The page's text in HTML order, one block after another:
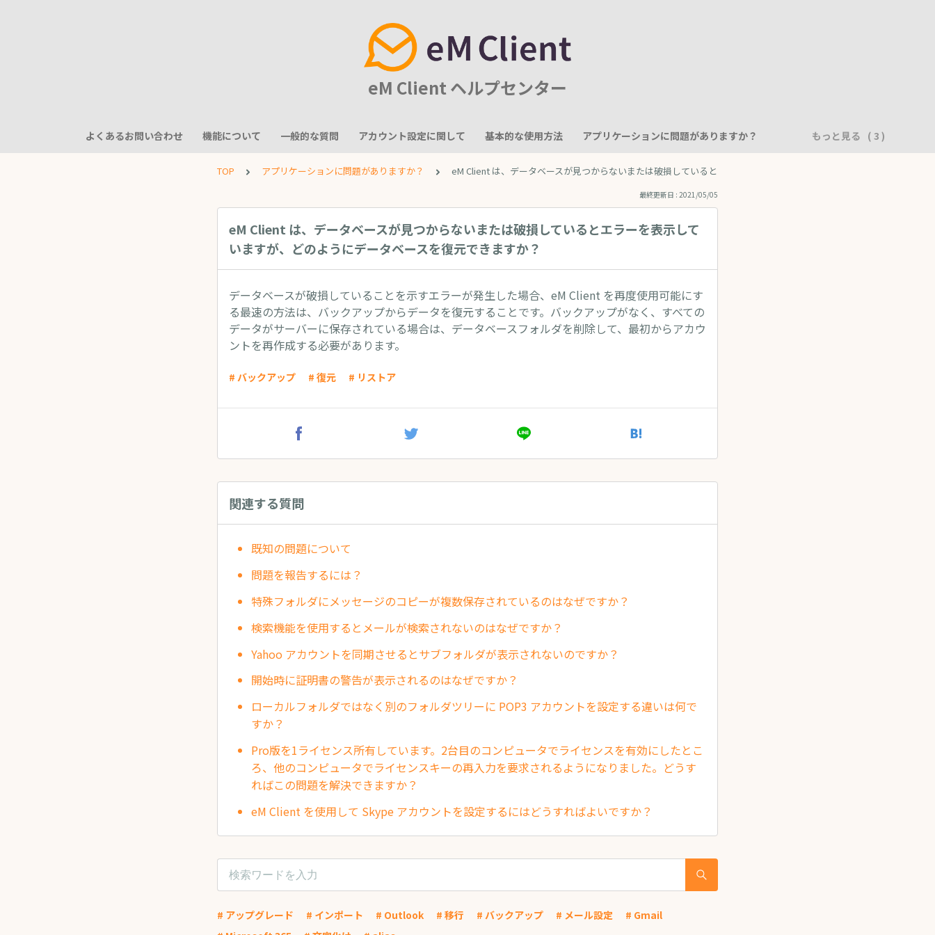
eM Client ヘルプセンター
よくあるお問い合わせ 機能について 一般的な質問 アカウント設定に関して 基本的な使用方法 アプリケーションに問題がありますか？ もっと見る
TOP アプリケーションに問題がありますか？ eM Client は、データベースが見つからないまたは破損しているとエラーを表示していますが、どのようにデータベー
最終更新日 : 2021/05/05
eM Client は、データベースが見つからないまたは破損しているとエラーを表示して
いますが、どのようにデータベースを復元できますか？
データベースが破損していることを示すエラーが発生した場合、eM Client を再度使用可能にす
る最速の方法は、バックアップからデータを復元することです。バックアップがなく、すべての
データがサーバーに保存されている場合は、データベースフォルダを削除して、最初からアカウ
ントを再作成する必要があります。
# バックアップ # 復元 # リストア
関連する質問
既知の問題について
問題を報告するには？
特殊フォルダにメッセージのコピーが複数保存されているのはなぜですか？
検索機能を使用するとメールが検索されないのはなぜですか？
Yahoo アカウントを同期させるとサブフォルダが表示されないのですか？
開始時に証明書の警告が表示されるのはなぜですか？
ローカルフォルダではなく別のフォルダツリーに POP3 アカウントを設定する違いは何で
すか？
Pro版を1ライセンス所有しています。2台目のコンピュータでライセンスを有効にしたとこ
ろ、他のコンピュータでライセンスキーの再入力を要求されるようになりました。どうす
ればこの問題を解決できますか？
eM Client を使用して Skype アカウントを設定するにはどうすればよいですか？
# アップグレード # インポート # Outlook # 移行 # バックアップ # メール設定
# Gmail